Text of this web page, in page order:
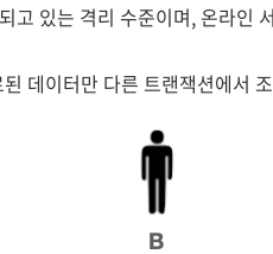
있는 격리 수준이며, 온라인
데이터만 다른 트랜잭션에서